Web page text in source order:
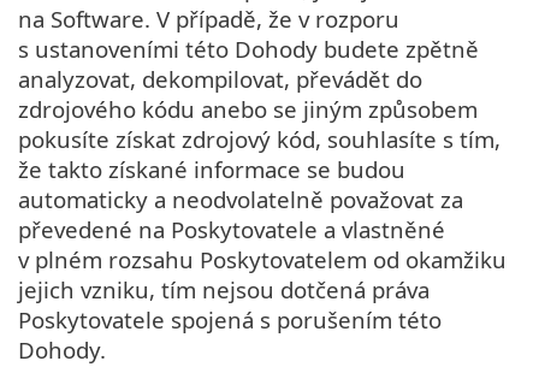
na Software. V případě, že v rozporu
s ustanoveními této Dohody budete zpětně
analyzovat, dekompilovat, převádět do
zdrojového kódu anebo se jiným způsobem
pokusíte získat zdrojový kód, souhlasíte s tím,
že takto získané informace se budou
automaticky a neodvolatelně považovat za
převedené na Poskytovatele a vlastněné
v plném rozsahu Poskytovatelem od okamžiku
jejich vzniku, tím nejsou dotčená práva
Poskytovatele spojená s porušením této
Dohody.